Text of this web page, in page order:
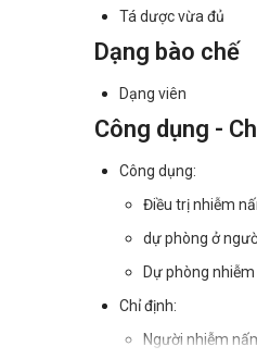
Tá dược vừa đủ
Dạng bào chế
Dạng viên
Công dụng -
Công dụng:
Điều trị nhiễm
dự phòng ở
Dự phòng
Chỉ định:
Người nhiễm